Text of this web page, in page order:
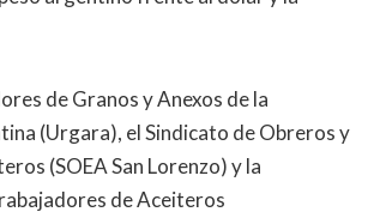
de Granos y Anexos de la
(Urgara), el Sindicato de Obreros y
(SOEA San Lorenzo) y la
de Aceiteros